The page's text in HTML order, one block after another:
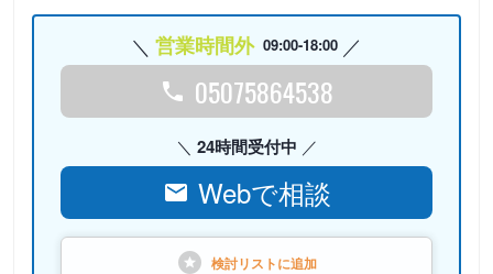
営業時間外 09:00-18:00
05075864538
24時間受付中
Webで相談
検討リストに追加